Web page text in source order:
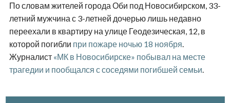
По словам жителей города Оби под Новосибирском, 33-
летний мужчина с 3-летней дочерью лишь недавно
переехали в квартиру на улице Геодезическая, 12, в
которой погибли при пожаре ночью 18 ноября.
Журналист «МК в Новосибирске» побывал на месте
трагедии и пообщался с соседями погибшей семьи.